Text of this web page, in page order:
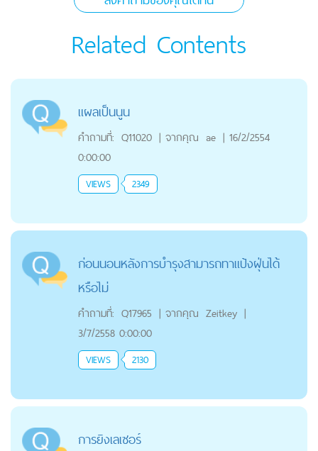
Related Contents
แผลเป็นนูน
คำถามที่: Q11020 | จากคุณ ae | 16/2/2554
0:00:00
VIEWS 2349
ก่อนนอนหลังการบำรุงสามารถทาแป้งฝุ่นได้
หรือไม่
คำถามที่: Q17965 | จากคุณ Zeitkey |
3/7/2558 0:00:00
VIEWS 2130
การยิงเลเซอร์